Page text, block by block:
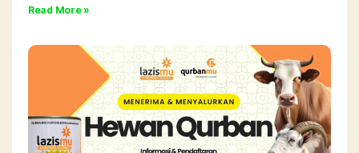
Read More »